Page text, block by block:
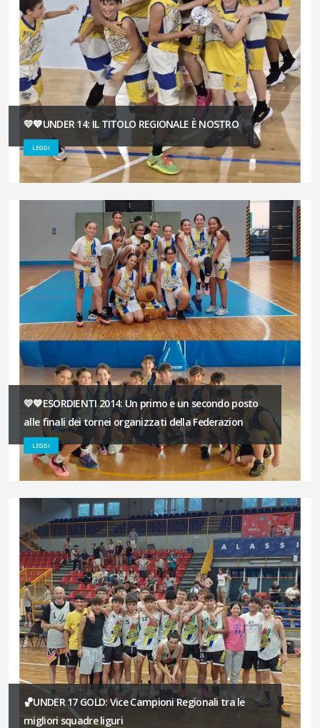
💛💙UNDER 14: IL TITOLO REGIONALE È NOSTRO
LEGGI
💛💙ESORDIENTI 2014: Un primo e un secondo posto
alle finali dei tornei organizzati della Federazion
LEGGI
🏀UNDER 17 GOLD: Vice Campioni Regionali tra le
migliori squadre liguri